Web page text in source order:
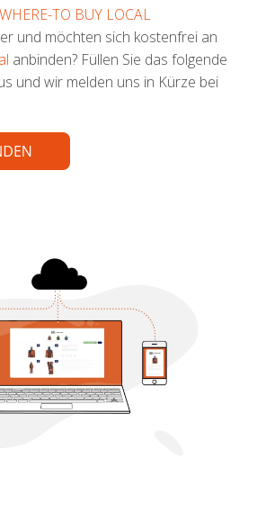
TO BUY LOCAL
und möchten sich kostenfrei an
anbinden? Füllen Sie das folgende
und wir melden uns in Kürze bei